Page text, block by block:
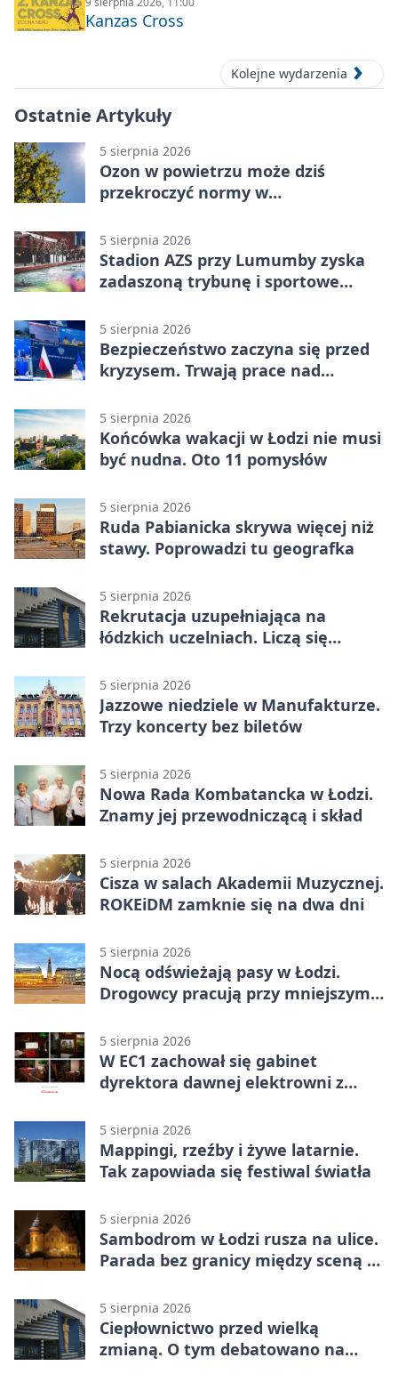
Kanzas Cross
Kolejne wydarzenia
Ostatnie Artykuły
5 sierpnia 2026
Ozon w powietrzu może dziś
przekroczyć normy w
5 sierpnia 2026
Stadion AZS przy Lumumby zyska
zadaszoną trybunę i sportowe
5 sierpnia 2026
Bezpieczeństwo zaczyna się przed
kryzysem. Trwają prace nad
5 sierpnia 2026
Końcówka wakacji w Łodzi nie musi
być nudna. Oto 11 pomysłów
5 sierpnia 2026
Ruda Pabianicka skrywa więcej niż
stawy. Poprowadzi tu geografka
5 sierpnia 2026
Rekrutacja uzupełniająca na
łódzkich uczelniach. Liczą się
5 sierpnia 2026
Jazzowe niedziele w Manufakturze.
Trzy koncerty bez biletów
5 sierpnia 2026
Nowa Rada Kombatancka w Łodzi.
Znamy jej przewodniczącą i skład
5 sierpnia 2026
Cisza w salach Akademii Muzycznej.
ROKEiDM zamknie się na dwa dni
5 sierpnia 2026
Nocą odświeżają pasy w Łodzi.
Drogowcy pracują przy mniejszym
5 sierpnia 2026
W EC1 zachował się gabinet
dyrektora dawnej elektrowni z
5 sierpnia 2026
Mappingi, rzeźby i żywe latarnie.
Tak zapowiada się festiwal światła
5 sierpnia 2026
Sambodrom w Łodzi rusza na ulice.
Parada bez granicy między sceną a
5 sierpnia 2026
Ciepłownictwo przed wielką
zmianą. O tym debatowano na